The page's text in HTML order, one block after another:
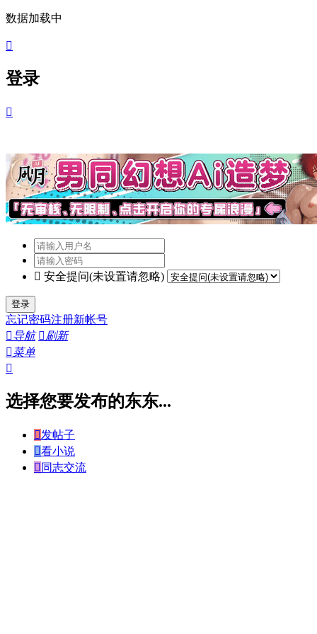
数据加载中

登录

 安全提问(未设置请忽略)
登录
忘记密码注册新帐号
导航 刷新
菜单

选择您要发布的东东...
发帖子
看小说
 同志交流